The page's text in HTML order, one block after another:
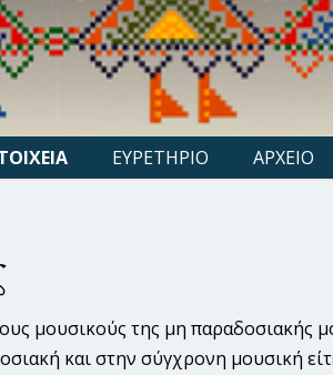
ΕΥΡΕΤΗΡΙΟ ΑΡΧΕΙΟ
μουσικούς της μη παραδοσιακής
και στην σύγχρονη μουσική